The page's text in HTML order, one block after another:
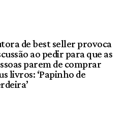
de best seller provoca
ao pedir para que as
parem de comprar
livros: ‘Papinho de